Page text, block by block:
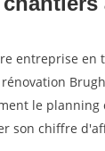
entreprise en
le planning
son chiffre